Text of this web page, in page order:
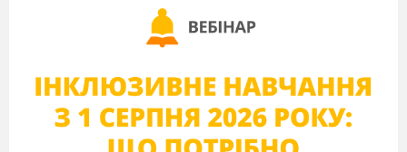
лінією описуємо верхній лівий півовал, який
закінчуємо над верхньою рядковою лінією,
не заокруглюючи вгору. Не відриваючи
нижній півовал, який торкається нижньої
рядкової лінії. Пишемо під лічбу і-раз-і, і-
два-і.